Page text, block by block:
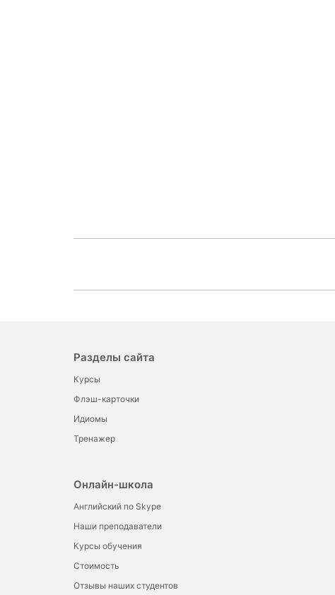
Разделы сайта
Курсы
Флэш-карточки
Идиомы
Тренажер
Онлайн-школа
Английский по Skype
Наши преподаватели
Курсы обучения
Стоимость
Отзывы наших студентов